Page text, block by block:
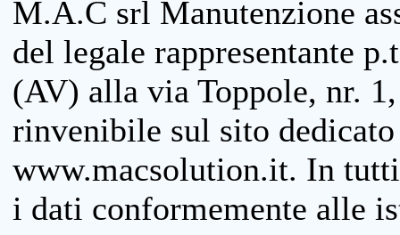
M.A.C srl Manutenzione
del legale rappresentante
(AV) alla via Toppole, nr.
rinvenibile sul sito
www.macsolution.it. In
i dati conformemente alle